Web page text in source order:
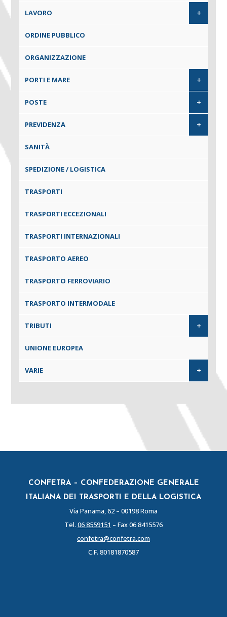
LAVORO +
ORDINE PUBBLICO
ORGANIZZAZIONE
PORTI E MARE +
POSTE +
PREVIDENZA +
SANITÀ
SPEDIZIONE / LOGISTICA
TRASPORTI
TRASPORTI ECCEZIONALI
TRASPORTI INTERNAZIONALI
TRASPORTO AEREO
TRASPORTO FERROVIARIO
TRASPORTO INTERMODALE
TRIBUTI +
UNIONE EUROPEA
VARIE +
CONFETRA – CONFEDERAZIONE GENERALE
ITALIANA DEI TRASPORTI E DELLA LOGISTICA
Via Panama, 62 – 00198 Roma
Tel. 06 8559151 – Fax 06 8415576
confetra@confetra.com
C.F. 80181870587